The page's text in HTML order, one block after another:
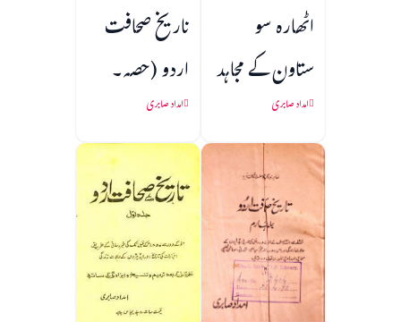
اٹھارہ سو
ستاون کے مجاہد
شعراء
امداد صابری
تاریخ صحافت
اردو (حصہ۔
001)
امداد صابری